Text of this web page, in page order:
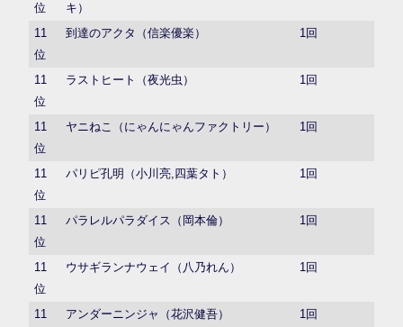
位
キ）
11
位
到達のアクタ（信楽優楽） 1回
11
位
ラストヒート（夜光虫） 1回
11
位
ヤニねこ（にゃんにゃんファクトリー） 1回
11
位
パリピ孔明（小川亮,四葉タト） 1回
11
位
パラレルパラダイス（岡本倫） 1回
11
位
ウサギランナウェイ（八乃れん） 1回
11
アンダーニンジャ（花沢健吾） 1回